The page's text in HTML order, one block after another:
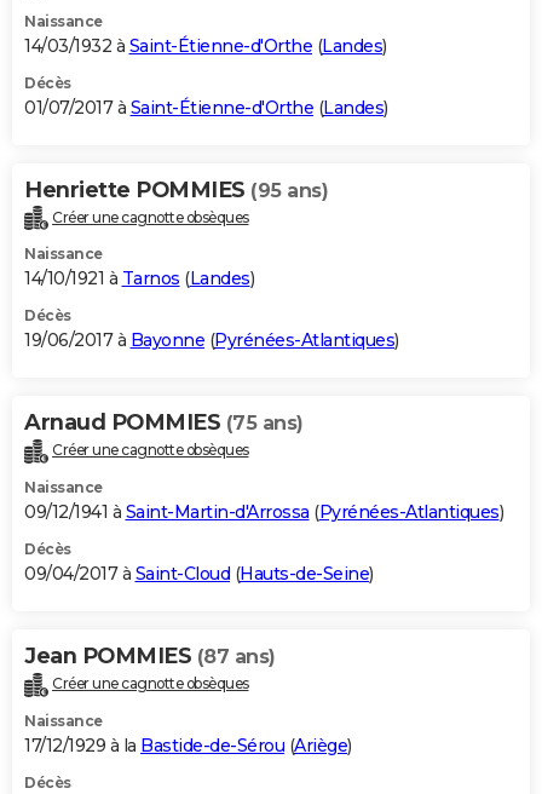
Naissance
14/03/1932 à Saint-Étienne-d'Orthe (Landes)
Décès
01/07/2017 à Saint-Étienne-d'Orthe (Landes)
Henriette POMMIES (95 ans)
Créer une cagnotte obsèques
Naissance
14/10/1921 à Tarnos (Landes)
Décès
19/06/2017 à Bayonne (Pyrénées-Atlantiques)
Arnaud POMMIES (75 ans)
Créer une cagnotte obsèques
Naissance
09/12/1941 à Saint-Martin-d'Arrossa (Pyrénées-Atlantiques)
Décès
09/04/2017 à Saint-Cloud (Hauts-de-Seine)
Jean POMMIES (87 ans)
Créer une cagnotte obsèques
Naissance
17/12/1929 à la Bastide-de-Sérou (Ariège)
Décès